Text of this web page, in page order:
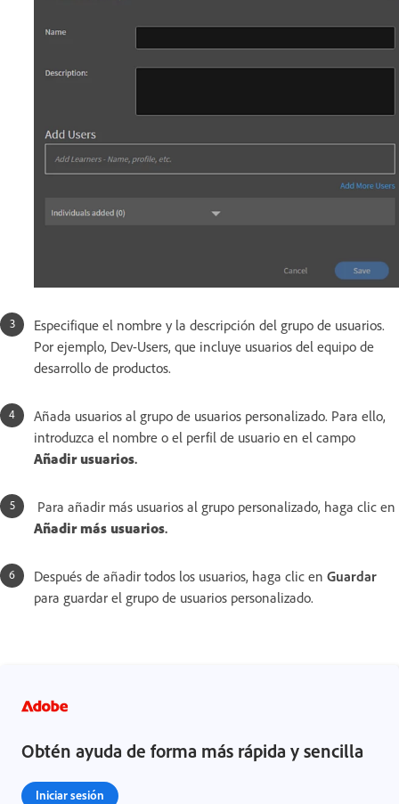
Especifique el nombre y la descripción del grupo de usuarios.
Por ejemplo, Dev-Users, que incluye usuarios del equipo de
desarrollo de productos.
Añada usuarios al grupo de usuarios personalizado. Para ello,
introduzca el nombre o el perfil de usuario en el campo
Añadir usuarios.
Para añadir más usuarios al grupo personalizado, haga clic en
Añadir más usuarios.
Después de añadir todos los usuarios, haga clic en Guardar
para guardar el grupo de usuarios personalizado.
Obtén ayuda de forma más rápida y sencilla
Iniciar sesión